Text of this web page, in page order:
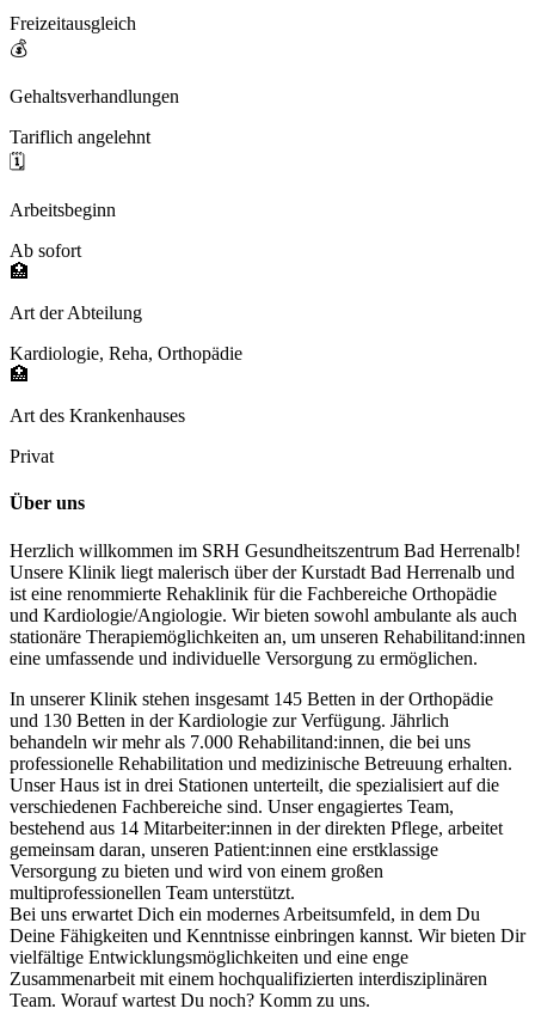
Freizeitausgleich
💰
Gehaltsverhandlungen
Tariflich angelehnt
🗓️
Arbeitsbeginn
Ab sofort
🏥
Art der Abteilung
Kardiologie, Reha, Orthopädie
🏥
Art des Krankenhauses
Privat
Über uns
Herzlich willkommen im SRH Gesundheitszentrum Bad Herrenalb!
Unsere Klinik liegt malerisch über der Kurstadt Bad Herrenalb und
ist eine renommierte Rehaklinik für die Fachbereiche Orthopädie
und Kardiologie/Angiologie. Wir bieten sowohl ambulante als auch
stationäre Therapiemöglichkeiten an, um unseren Rehabilitand:innen
eine umfassende und individuelle Versorgung zu ermöglichen.
In unserer Klinik stehen insgesamt 145 Betten in der Orthopädie
und 130 Betten in der Kardiologie zur Verfügung. Jährlich
behandeln wir mehr als 7.000 Rehabilitand:innen, die bei uns
professionelle Rehabilitation und medizinische Betreuung erhalten.
Unser Haus ist in drei Stationen unterteilt, die spezialisiert auf die
verschiedenen Fachbereiche sind. Unser engagiertes Team,
bestehend aus 14 Mitarbeiter:innen in der direkten Pflege, arbeitet
gemeinsam daran, unseren Patient:innen eine erstklassige
Versorgung zu bieten und wird von einem großen
multiprofessionellen Team unterstützt.
Bei uns erwartet Dich ein modernes Arbeitsumfeld, in dem Du
Deine Fähigkeiten und Kenntnisse einbringen kannst. Wir bieten Dir
vielfältige Entwicklungsmöglichkeiten und eine enge
Zusammenarbeit mit einem hochqualifizierten interdisziplinären
Team. Worauf wartest Du noch? Komm zu uns.